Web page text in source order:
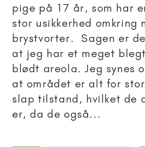
pige på 17 år, som har
stor usikkerhed omkring
brystvorter. Sagen er
at jeg har et meget
blødt areola. Jeg synes
at området er alt for
slap tilstand, hvilket de
er, da de også...